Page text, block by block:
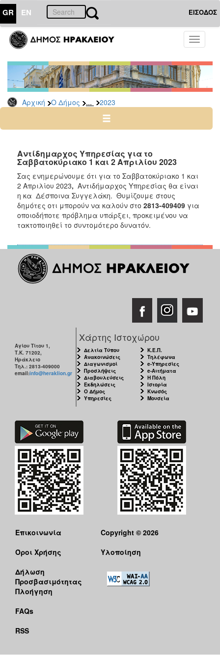
GR EN ΕΙΣΟΔΟΣ
Toggle
Αρχική Ο Δήμος ... 2023
ΔΗΜΟΣ
Δελτία
Τύπου
Αρχείο
2026
2024
2022
2021
2020
2019
2018
2016
2015
2013
ΠΟΛΙΤΙΣΜΟΣ
ΑΝΘΕΚΤΙΚΗ
ΠΟΛΗ
Αντίδημαρχος Υπηρεσίας για τo
Σαββατοκύριακο 1 και 2 Απριλίου 2023
Σας ενημερώνουμε ότι για το Σαββατοκύριακο 1 και
2 Απριλίου 2023, Αντιδήμαρχος Υπηρεσίας θα είναι
η κα Δέσποινα Συγγελάκη. Θυμίζουμε στους
δημότες οτι μπορούν να καλούν στο 2813-409409 για
οποιοδήποτε πρόβλημα υπάρξει, προκειμένου να
τακτοποιηθεί το συντομότερο δυνατόν.
Αγίου Τίτου 1,
Τ.Κ. 71202,
Ηράκλειο
Τηλ.: 2813-409000
email:info@heraklion.gr
Χάρτης Ιστοχώρου
Δελτία Τύπου
Ανακοινώσεις
Διαγωνισμοί
Προσλήψεις
Διαβουλεύσεις
Εκδηλώσεις
Ο Δήμος
Υπηρεσίες
Κ.Ε.Π.
Τηλέφωνα
e-Υπηρεσίες
e-Αιτήματα
Η Πόλη
Ιστορία
Κνωσός
Μουσεία
Επικοινωνία
Όροι Χρήσης
Δήλωση
Προσβασιμότητας
Πλοήγηση
FAQs
RSS
Copyright © 2026
Υλοποίηση